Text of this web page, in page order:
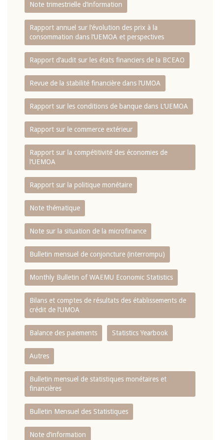
Note trimestrielle d‘information
Rapport annuel sur l‘évolution des prix à la
consommation dans l‘UEMOA et perspectives
Rapport d‘audit sur les états financiers de la BCEAO
Revue de la stabilité financière dans l‘UMOA
Rapport sur les conditions de banque dans L‘UEMOA
Rapport sur le commerce extérieur
Rapport sur la compétitivité des économies de
l‘UEMOA
Rapport sur la politique monétaire
Note thématique
Note sur la situation de la microfinance
Bulletin mensuel de conjoncture (interrompu)
Monthly Bulletin of WAEMU Economic Statistics
Bilans et comptes de résultats des établissements de
crédit de l‘UMOA
Balance des paiements Statistics Yearbook
Autres
Bulletin mensuel de statistiques monétaires et
financières
Bulletin Mensuel des Statistiques
Note d’information